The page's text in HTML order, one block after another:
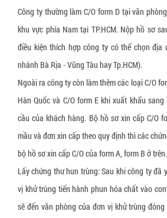
Công ty thường làm C/O form D tại văn
khu vực phía Nam tại TP.HCM. Nộp hồ sơ
điều kiện thích hợp công ty có thể chọn địa
nhánh Bà Rịa - Vũng Tàu hay Tp.HCM).
Ngoài ra công ty còn làm thêm các loại C/O
Hàn Quốc và C/O form E khi xuất khẩu sang
cầu của khách hàng. Bộ hồ sơ xin cấp C/O
mầu và đơn xin cấp theo quy định thì các
bộ hồ sơ xin cấp C/O của form A, form B ở trên.
Lấy chứng thư hun trùng: Sau khi công ty đã
vị khử trùng tiến hành phun hóa chất vào
sẽ đến văn phòng của đơn vị khử trùng